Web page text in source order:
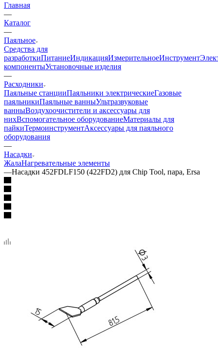
Главная
—
Каталог
—
Паяльное
Средства для
разработкиПитаниеИндикацияИзмерительноеИнструмент
компонентыУстановочные изделия
—
Расходники
Паяльные станцииПаяльники электрическиеГазовые
паяльникиПаяльные ванныУльтразвуковые
ванныВоздухоочистители и аксессуары для
нихВспомогательное оборудованиеМатериалы для
пайкиТермоинструментАксессуары для паяльного
оборудования
—
Насадки
ЖалаНагревательные элементы
—Насадки 452FDLF150 (422FD2) для Chip Tool, пара, Ersa